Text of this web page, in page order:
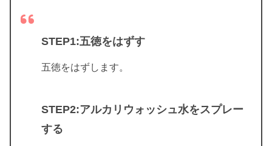
STEP1:五徳をはずす
五徳をはずします。
STEP2:アルカリウォッシュ水をスプレー
する